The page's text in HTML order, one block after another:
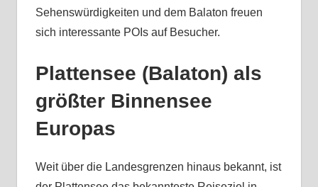
Sehenswürdigkeiten und dem Balaton freuen
sich interessante POIs auf Besucher.
Plattensee (Balaton) als
größter Binnensee
Europas
Weit über die Landesgrenzen hinaus bekannt, ist